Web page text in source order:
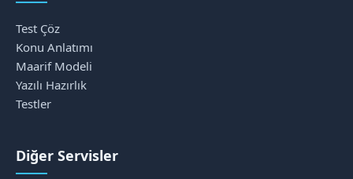
Test Çöz
Konu Anlatımı
Maarif Modeli
Yazılı Hazırlık
Testler
Diğer Servisler